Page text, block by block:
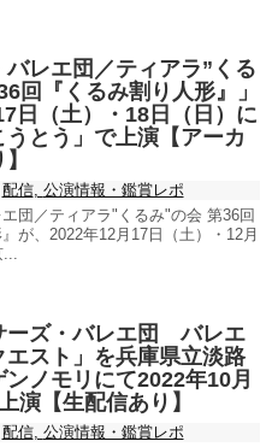
レエ団／ティアラ”くる
回『くるみ割り人形』」
日（土）・18日（日）に
うとう」で上演【アーカ
配信, 公演情報・鑑賞レポ
団／ティアラ"くるみ"の会 第36回
』が、2022年12月17日（土）・12月
...
ーズ・バレエ団 バレエ
エスト」を兵庫県立淡路
ノモリにて2022年10月
演【生配信あり】
配信, 公演情報・鑑賞レポ